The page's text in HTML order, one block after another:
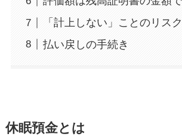
「計上しない」ことのリスク
払い戻しの手続き
休眠預金とは